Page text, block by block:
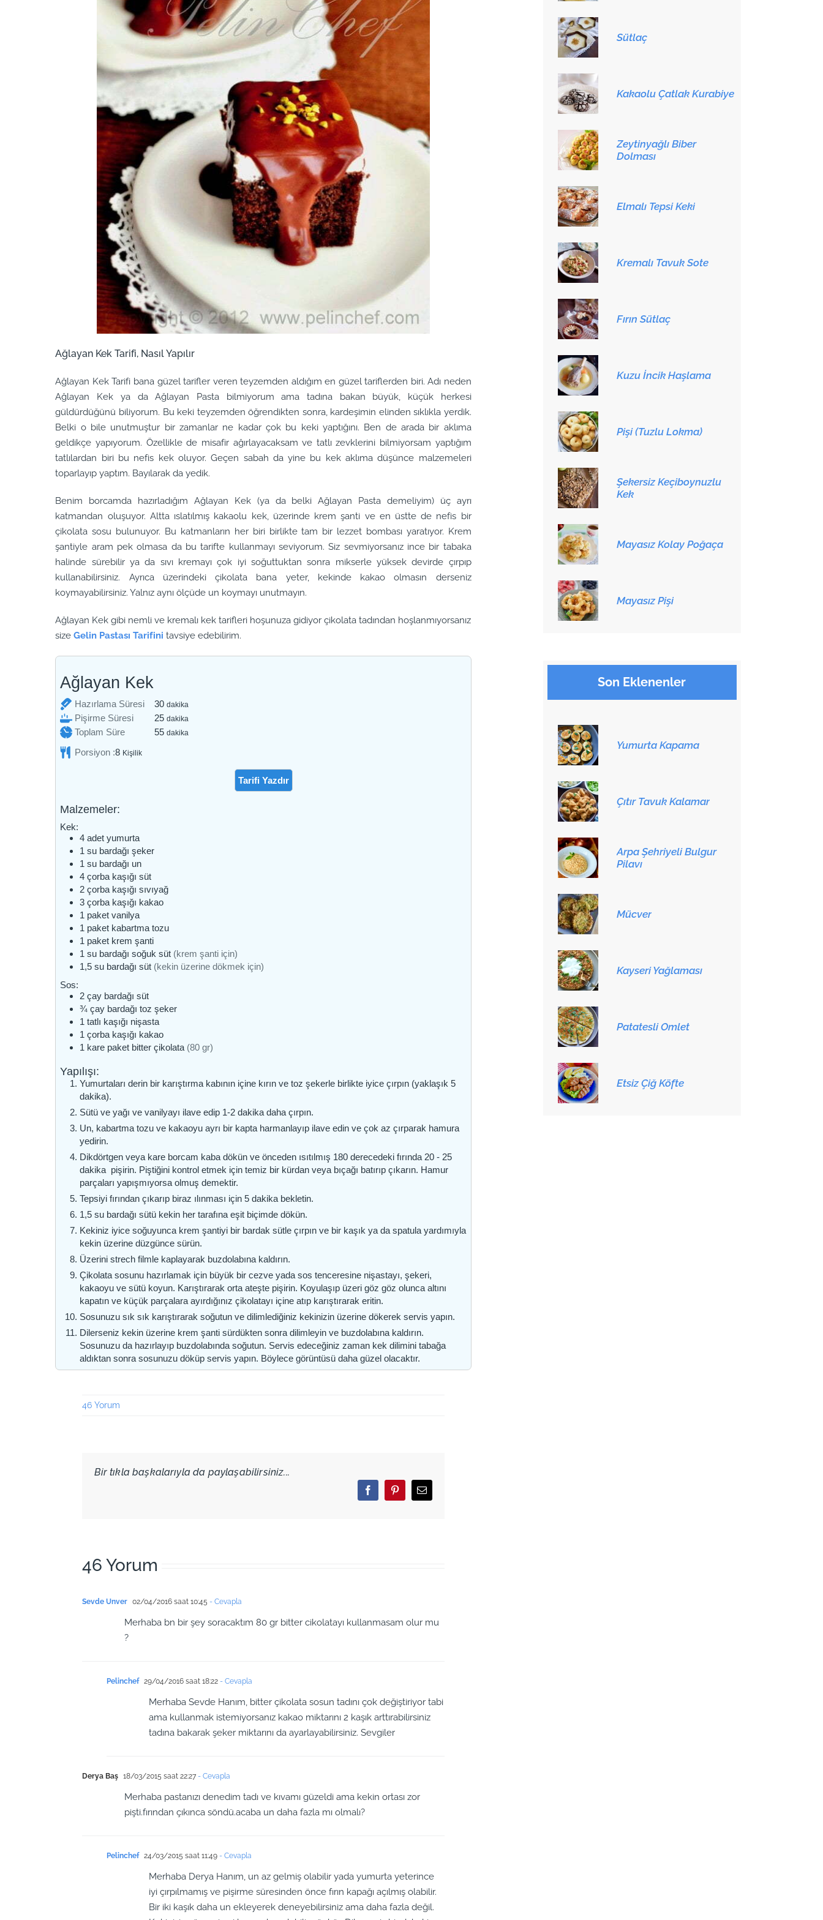
Ağlayan Kek Tarifi, Nasıl Yapılır
Ağlayan Kek Tarifi bana güzel tarifler veren teyzemden aldığım en güzel tariflerden biri. Adı neden
Ağlayan Kek ya da Ağlayan Pasta bilmiyorum ama tadına bakan büyük, küçük herkesi
güldürdüğünü biliyorum. Bu keki teyzemden öğrendikten sonra, kardeşimin elinden sıklıkla yerdik.
Belki o bile unutmuştur bir zamanlar ne kadar çok bu keki yaptığını. Ben de arada bir aklıma
geldikçe yapıyorum. Özellikle de misafir ağırlayacaksam ve tatlı zevklerini bilmiyorsam yaptığım
tatlılardan biri bu nefis kek oluyor. Geçen sabah da yine bu kek aklıma düşünce malzemeleri
toparlayıp yaptım. Bayılarak da yedik.
Benim borcamda hazırladığım Ağlayan Kek (ya da belki Ağlayan Pasta demeliyim) üç ayrı
katmandan oluşuyor. Altta ıslatılmış kakaolu kek, üzerinde krem şanti ve en üstte de nefis bir
çikolata sosu bulunuyor. Bu katmanların her biri birlikte tam bir lezzet bombası yaratıyor. Krem
şantiyle aram pek olmasa da bu tarifte kullanmayı seviyorum. Siz sevmiyorsanız ince bir tabaka
halinde sürebilir ya da sıvı kremayı çok iyi soğuttuktan sonra mikserle yüksek devirde çırpıp
kullanabilirsiniz. Ayrıca üzerindeki çikolata bana yeter, kekinde kakao olmasın derseniz
koymayabilirsiniz. Yalnız aynı ölçüde un koymayı unutmayın.
Ağlayan Kek gibi nemli ve kremalı kek tarifleri hoşunuza gidiyor çikolata tadından hoşlanmıyorsanız
sizeGelin Pastası Tarifini tavsiye edebilirim.
Ağlayan Kek
Hazırlama Süresi 30dakika
dakika
Pişirme Süresi 25dakika
dakika
Toplam Süre 55dakika
dakika
Porsiyon :8 Kişilik
Tarifi Yazdır
Malzemeler:
Kek:
4 adet yumurta
1 su bardağı şeker
1 su bardağı un
4 çorba kaşığı süt
2 çorba kaşığı sıvıyağ
3 çorba kaşığı kakao
1 paket vanilya
1 paket kabartma tozu
1 paket krem şanti
1 su bardağı soğuk süt (krem şanti için)
1,5 su bardağı süt (kekin üzerine dökmek için)
Sos:
2 çay bardağı süt
¾çay bardağı toz şeker
1 tatlı kaşığı nişasta
1 çorba kaşığı kakao
1 kare paket bitter çikolata (80 gr)
Yapılışı:
Yumurtaları derin bir karıştırma kabının içine kırın ve toz şekerle birlikte iyice çırpın (yaklaşık 5
dakika).
Sütü ve yağı ve vanilyayı ilave edip 1-2 dakika daha çırpın.
Un, kabartma tozu ve kakaoyu ayrı bir kapta harmanlayıp ilave edin ve çok az çırparak hamura
yedirin.
Dikdörtgen veya kare borcam kaba dökün ve önceden ısıtılmış 180 derecedeki fırında 20 - 25
dakika pişirin. Piştiğini kontrol etmek için temiz bir kürdan veya bıçağı batırıp çıkarın. Hamur
parçaları yapışmıyorsa olmuş demektir.
Tepsiyi fırından çıkarıp biraz ılınması için 5 dakika bekletin.
1,5 su bardağı sütü kekin her tarafına eşit biçimde dökün.
Kekiniz iyice soğuyunca krem şantiyi bir bardak sütle çırpın ve bir kaşık ya da spatula yardımıyla
kekin üzerine düzgünce sürün.
Üzerini strech filmle kaplayarak buzdolabına kaldırın.
Çikolata sosunu hazırlamak için büyük bir cezve yada sos tenceresine nişastayı, şekeri,
kakaoyu ve sütü koyun. Karıştırarak orta ateşte pişirin. Koyulaşıp üzeri göz göz olunca altını
kapatın ve küçük parçalara ayırdığınız çikolatayı içine atıp karıştırarak eritin.
Sosunuzu sık sık karıştırarak soğutun ve dilimlediğiniz kekinizin üzerine dökerek servis yapın.
Dilerseniz kekin üzerine krem şanti sürdükten sonra dilimleyin ve buzdolabına kaldırın.
Sosunuzu da hazırlayıp buzdolabında soğutun. Servis edeceğiniz zaman kek dilimini tabağa
aldıktan sonra sosunuzu döküp servis yapın. Böylece görüntüsü daha güzel olacaktır.
46 Yorum
Bir tıkla başkalarıyla da paylaşabilirsiniz...
FacebookPinterestEmail
46 Yorum
Sevde Unver 02/04/2016 saat 10:45 - Cevapla
Merhaba bn bir şey soracaktım 80 gr bitter cikolatayı kullanmasam olur mu
?
Pelinchef 29/04/2016 saat 18:22 - Cevapla
Merhaba Sevde Hanım, bitter çikolata sosun tadını çok değiştiriyor tabi
ama kullanmak istemiyorsanız kakao miktarını 2 kaşık arttırabilirsiniz
tadına bakarak şeker miktarını da ayarlayabilirsiniz. Sevgiler
Derya Baş 18/03/2015 saat 22:27 - Cevapla
Merhaba pastanızı denedim tadı ve kıvamı güzeldi ama kekin ortası zor
pişti.fırından çıkınca söndü.acaba un daha fazla mı olmalı?
Pelinchef 24/03/2015 saat 11:49 - Cevapla
Merhaba Derya Hanım, un az gelmiş olabilir yada yumurta yeterince
iyi çırpılmamış ve pişirme süresinden önce fırın kapağı açılmış olabilir.
Bir iki kaşık daha un ekleyerek deneyebilirsiniz ama daha fazla değil.
Sütlaç
Kakaolu Çatlak Kurabiye
Zeytinyağlı Biber
Dolması
Elmalı Tepsi Keki
Kremalı Tavuk Sote
Fırın Sütlaç
Kuzu İncik Haşlama
Pişi (Tuzlu Lokma)
Şekersiz Keçiboynuzlu
Kek
Mayasız Kolay Poğaça
Mayasız Pişi
Son Eklenenler
Yumurta Kapama
Çıtır Tavuk Kalamar
Arpa Şehriyeli Bulgur
Pilavı
Mücver
Kayseri Yağlaması
Patatesli Omlet
Etsiz Çiğ Köfte